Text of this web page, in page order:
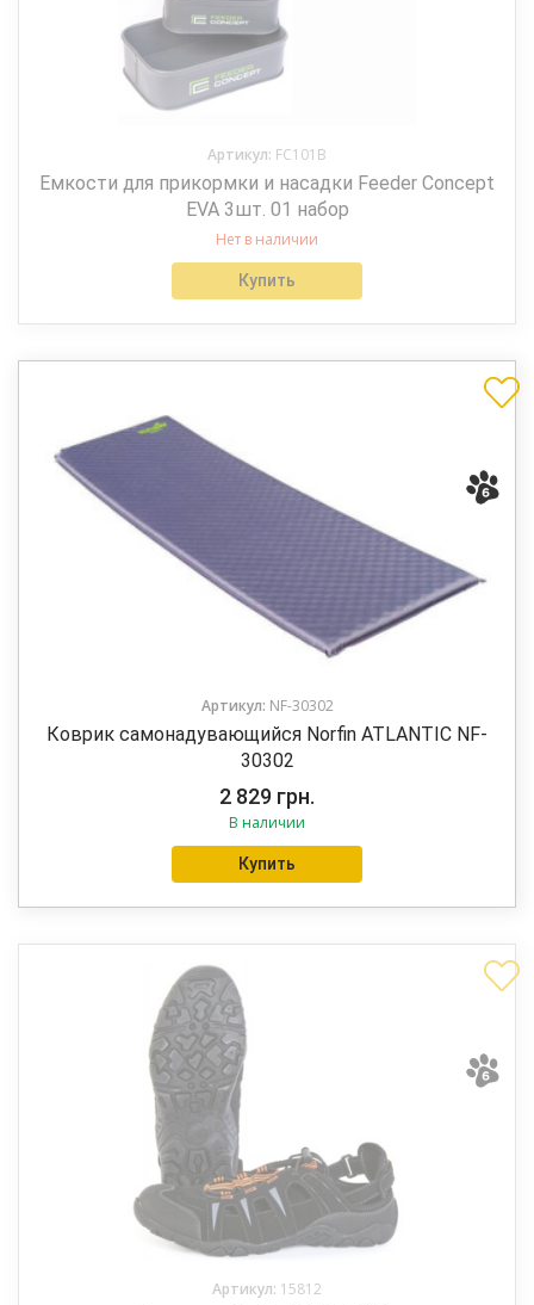
Артикул: FC101B
Емкости для прикормки и насадки Feeder Concept
EVA 3шт. 01 набор
Нет в наличии
Купить
Артикул: NF-30302
Коврик самонадувающийся Norfin ATLANTIC NF-
30302
2 829 грн.
В наличии
Купить
Артикул: 15812